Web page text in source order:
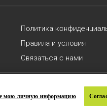
Политика
Правила и условия
Связаться с нами
|
мою личную информацию